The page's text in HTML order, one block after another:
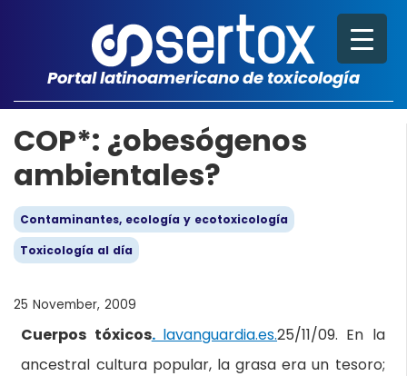
Portal latinoamericano de toxicología
COP*: ¿obesógenos
ambientales?
Contaminantes, ecología y ecotoxicología
Toxicología al día
25 November, 2009
Cuerpos tóxicos. lavanguardia.es.25/11/09. En la
ancestral cultura popular, la grasa era un tesoro;